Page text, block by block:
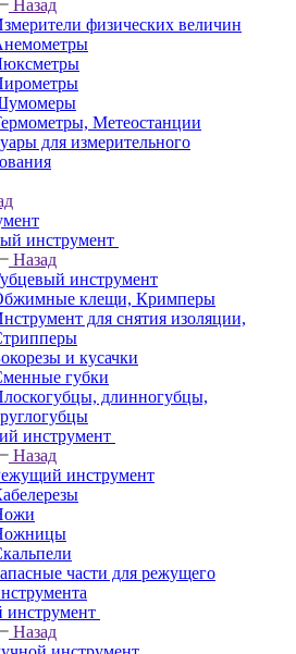
Назад
физических величин
Метеостанции
для измерительного
инструмент
Назад
инструмент
клещи, Кримперы
для снятия изоляции,
и кусачки
губки
длинногубцы,
инструмент
Назад
инструмент
части для режущего
инструмент
Назад